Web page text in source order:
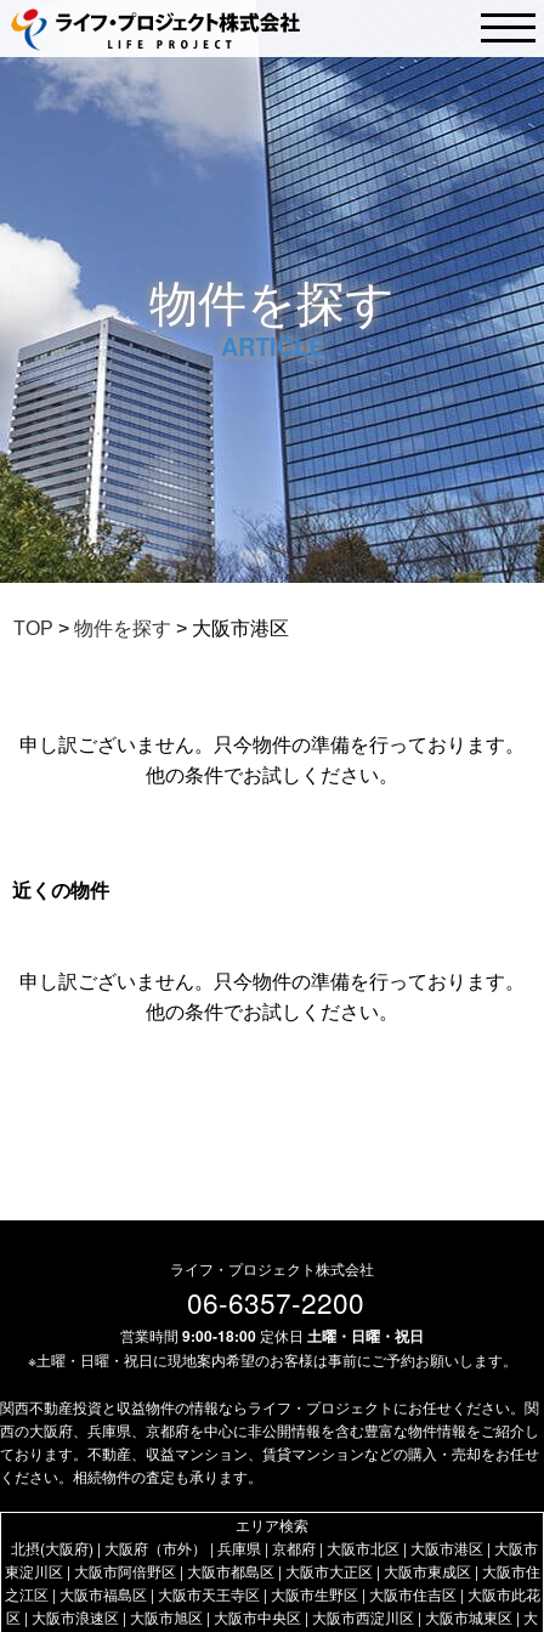
物件を探す
ARTICLE
TOP >物件を探す > 大阪市港区
申し訳ございません。只今物件の準備を行っております。
他の条件でお試しください。
近くの物件
申し訳ございません。只今物件の準備を行っております。
他の条件でお試しください。
ライフ・プロジェクト株式会社
06-6357-2200
営業時間 9:00-18:00 定休日 土曜・日曜・祝日
※土曜・日曜・祝日に現地案内希望のお客様は事前にご予約お願いします。
関西不動産投資と収益物件の情報ならライフ・プロジェクトにお任せください。関
西の大阪府、兵庫県、京都府を中心に非公開情報を含む豊富な物件情報をご紹介し
ております。不動産、収益マンション、賃貸マンションなどの購入・売却をお任せ
ください。相続物件の査定も承ります。
エリア検索
北摂(大阪府) | 大阪府（市外） | 兵庫県 | 京都府| 大阪市北区| 大阪市港区| 大阪市
東淀川区| 大阪市阿倍野区| 大阪市都島区| 大阪市大正区| 大阪市東成区| 大阪市住
之江区| 大阪市福島区| 大阪市天王寺区| 大阪市生野区| 大阪市住吉区| 大阪市此花
区 | 大阪市浪速区 | 大阪市旭区 | 大阪市中央区 | 大阪市西淀川区 | 大阪市城東区 | 大